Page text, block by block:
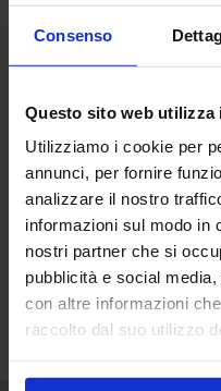
Consenso
Questo sito web utilizza
Utilizziamo i cookie per
annunci, per fornire
analizzare il nostro
informazioni sul modo in
nostri partner che si
pubblicità e social
con altre informazioni
raccolto dal suo utilizzo